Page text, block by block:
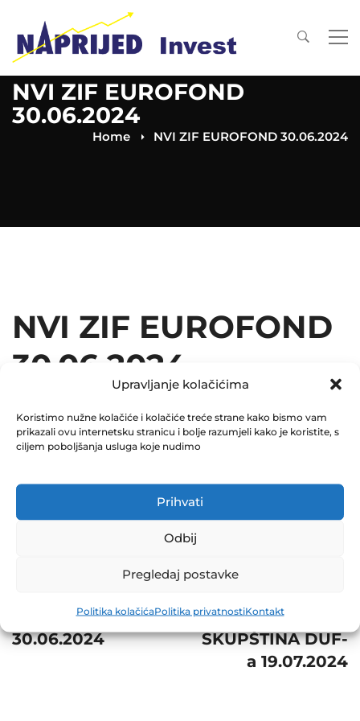
Upravljanje kolačićima
Koristimo nužne kolačiće i kolačiće treće strane kako bismo vam
prikazali ovu internetsku stranicu i bolje razumjeli kako je koristite, s
ciljem poboljšanja usluga koje nudimo
Prihvati
Odbij
Pregledaj postavke
Politika kolačićaPolitika privatnostiKontakt
NVI ZIF EUROFOND
30.06.2024
Home NVI ZIF EUROFOND 30.06.2024
NVI ZIF EUROFOND
30.06.2024
0 Comments
Share
NVI ZIF NAPRIJED
30.06.2024
VANDREDNA
SKUPŠTINA DUF-
a 19.07.2024